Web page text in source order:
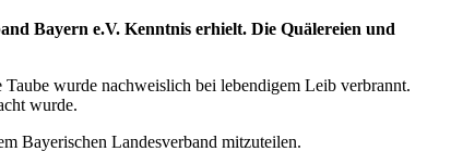
Bayern e.V. Kenntnis erhielt. Die Quälereien und
wurde nachweislich bei lebendigem Leib verbrannt.
wurde.
Bayerischen Landesverband mitzuteilen.